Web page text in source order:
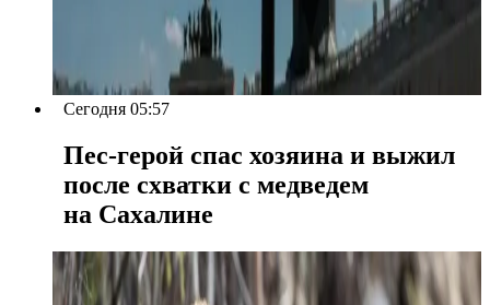
Сегодня 05:57
Пес-герой спас хозяина и выжил
после схватки с медведем
на Сахалине